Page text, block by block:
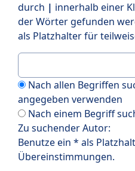
durch | innerhalb einer
der Wörter gefunden
als Platzhalter für
Nach allen Begriffen
angegeben verwenden
Nach einem Begriff
Zu suchender Autor:
Benutze ein * als
Übereinstimmungen.